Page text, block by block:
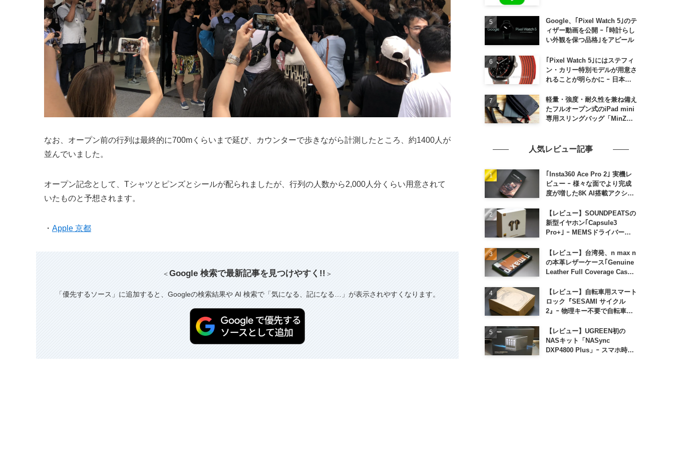
なお、オープン前の行列は最終的に700mくらいまで延び、カウンターで歩きながら計測したところ、約1400人が
並んでいました。
オープン記念として、Tシャツとピンズとシールが配られましたが、行列の人数から2,000人分くらい用意されて
いたものと予想されます。
・ Apple 京都
＜Google 検索で最新記事を見つけやすく!! ＞
「優先するソース」に追加すると、Googleの検索結果や AI 検索で「気になる、記になる…」が表示されやすくなります。
Google、｢Pixel Watch 5｣のテ
ィザー動画を公開 ｰ ｢時計らし
い外観を保つ品格｣をアピール
｢Pixel Watch 5｣にはステフィ
ン・カリー特別モデルが用意さ
れることが明らかに ｰ 日本で
う
軽量・強度・耐久性を兼ね備え
たフルオープン式のiPad mini
専用スリングバッグ「MinZ
人気レビュー記事
｢Insta360 Ace Pro 2｣ 実機レ
ビュー ｰ 様々な面でより完成
度が増した8K AI搭載アクショ
【レビュー】SOUNDPEATSの
新型イヤホン｢Capsule3
Pro+｣ ｰ MEMSドライバー搭
【レビュー】台湾発、n max n
の本革レザーケース｢Genuine
Leather Full Coverage Case
【レビュー】自転車用スマート
ロック『SESAMI サイクル
2』ｰ 物理キー不要で自転車の
【レビュー】UGREEN初の
NASキット「NASync
DXP4800 Plus」ｰ スマホ時代